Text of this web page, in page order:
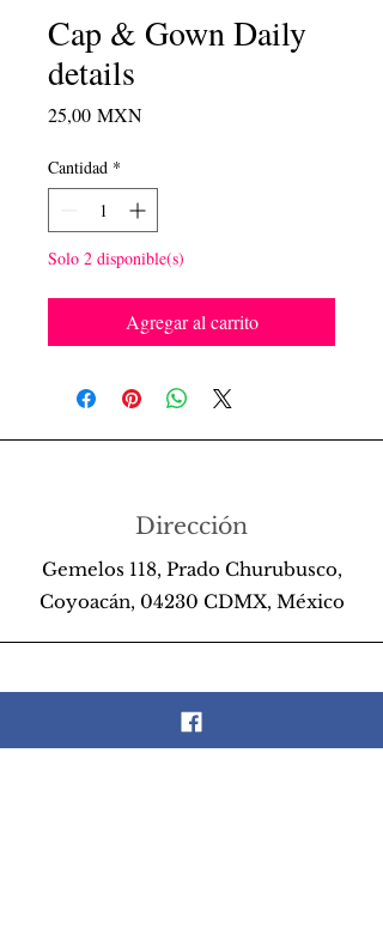
Cap & Gown Daily
details
25,00 MXNPrecio
Cantidad *
Solo 2 disponible(s)
Agregar al carrito
Dirección
Gemelos 118, Prado Churubusco,
Coyoacán, 04230 CDMX, México
Teléfono